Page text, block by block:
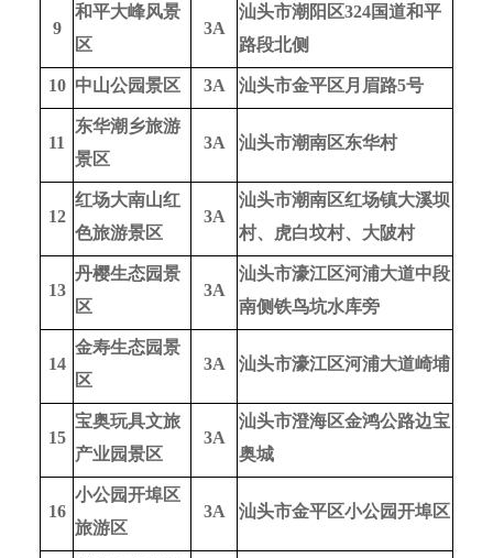
9
和平大峰风景
区
3A
汕头市潮阳区324国道和平
路段北侧
10 中山公园景区 3A 汕头市金平区月眉路5号
11
东华潮乡旅游
景区
3A 汕头市潮南区东华村
12
红场大南山红
色旅游景区
3A
汕头市潮南区红场镇大溪坝
村、虎白坟村、大陂村
13
丹樱生态园景
区
3A
汕头市濠江区河浦大道中段
南侧铁鸟坑水库旁
14
金寿生态园景
区
3A 汕头市濠江区河浦大道崎埔
15
宝奥玩具文旅
产业园景区
3A
汕头市澄海区金鸿公路边宝
奥城
16
小公园开埠区
旅游区
3A 汕头市金平区小公园开埠区